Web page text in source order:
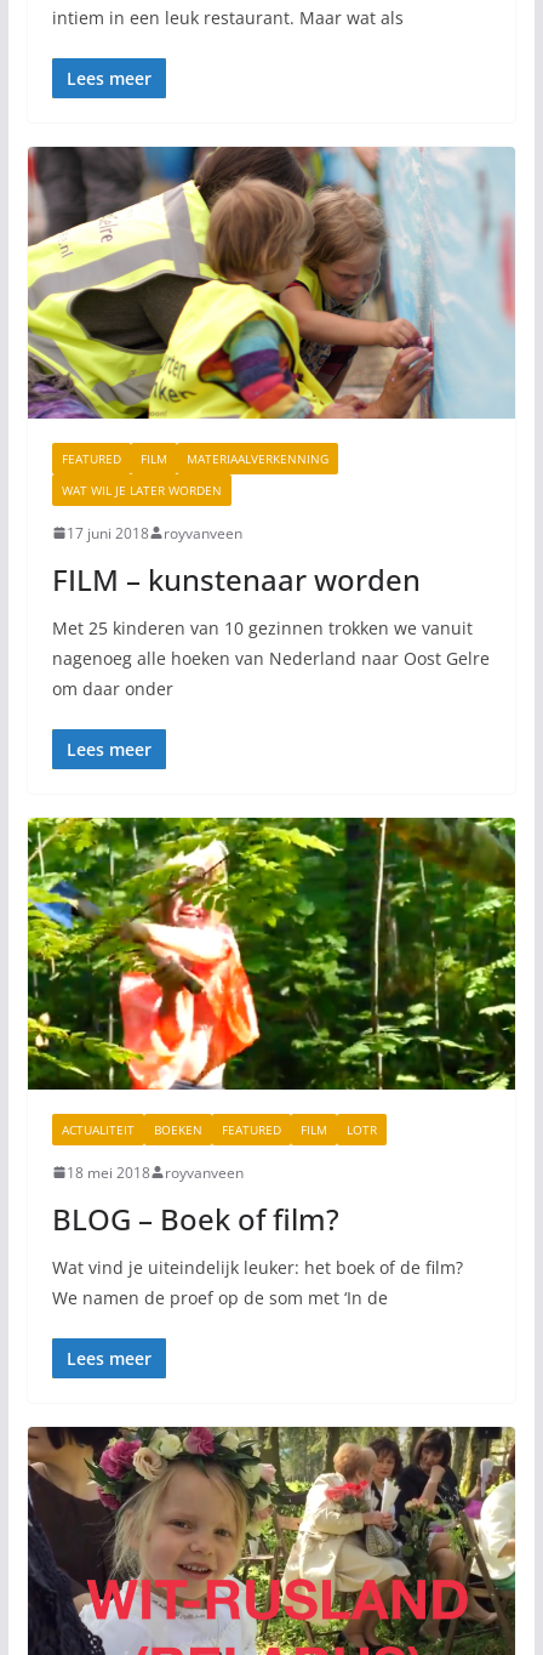
intiem in een leuk restaurant. Maar wat als
Lees meer
FEATURED FILM
MATERIAALVERKENNING
WAT WIL JE LATER WORDEN
17 juni 2018 royvanveen
FILM – kunstenaar worden
Met 25 kinderen van 10 gezinnen trokken we vanuit
nagenoeg alle hoeken van Nederland naar Oost Gelre
om daar onder
Lees meer
ACTUALITEIT BOEKEN FEATURED FILM LOTR
18 mei 2018 royvanveen
BLOG – Boek of film?
Wat vind je uiteindelijk leuker: het boek of de film?
We namen de proef op de som met ‘In de
Lees meer